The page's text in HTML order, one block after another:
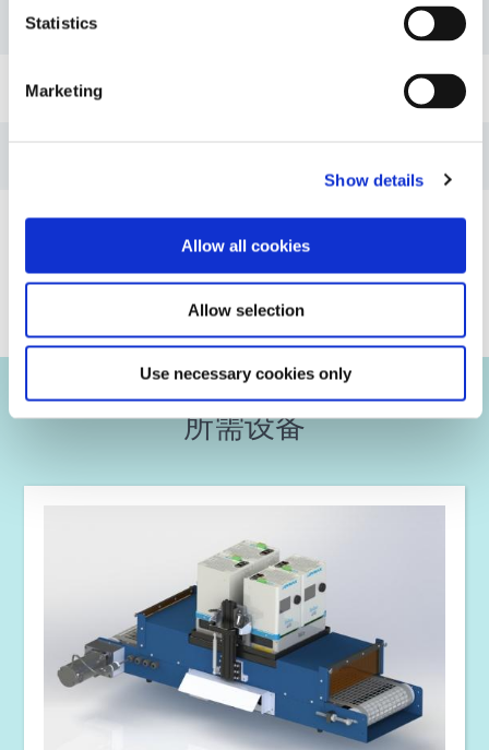
Statistics
Marketing
Show details
Allow all cookies
Allow selection
Use necessary cookies only
指南：能源（英文）
指南：能源（亚洲|EN）
指南：光固化设备（EN）
指南：光固化设备（欧洲|EN）
指南：光固化设备（美洲|ES）
指南：点胶设备（EN）
指南：点胶设备（亚洲|EN）
指南：点胶设备（欧洲|EN）
指南：点胶设备（美洲|ES）
VIEW MORE
所需设备